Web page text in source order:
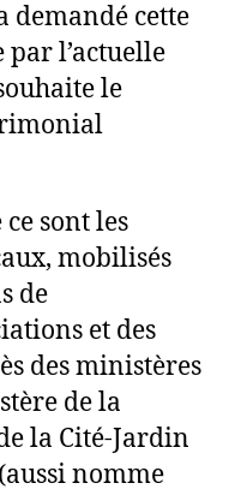
demandé cette
par l’actuelle
le
sont les
mobilisés
de
et des
des ministères
de la
la Cité-Jardin
nomme